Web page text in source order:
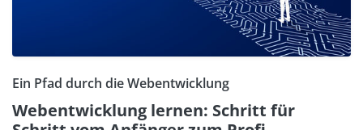
Ein Pfad durch die Webentwicklung
Webentwicklung lernen: Schritt für